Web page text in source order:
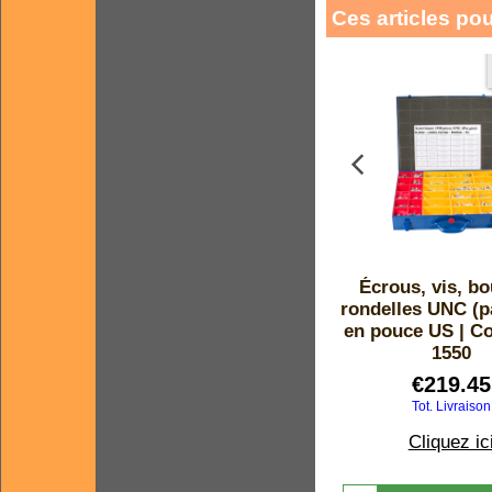
Ces articles
Écrous, vis,
rondelles UNC
en pouce US |
1550
€219.45
Tot. Livraison
Cliquez